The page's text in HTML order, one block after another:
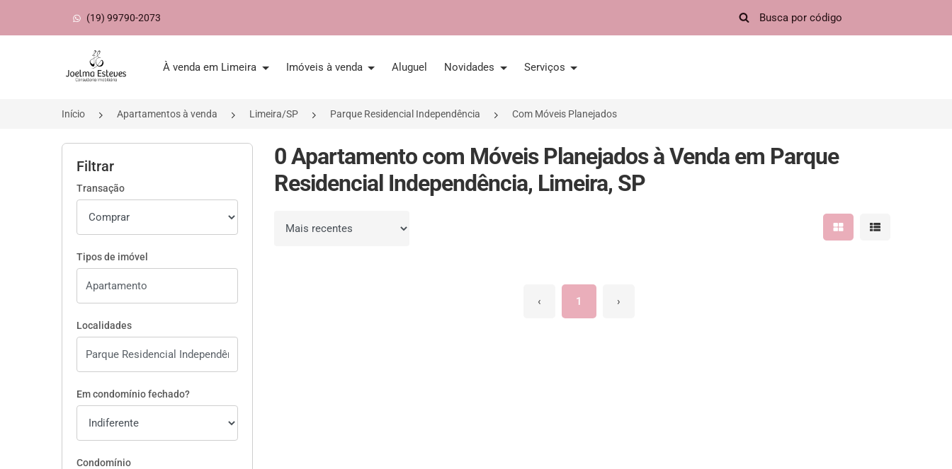
(19) 99790-2073
Página inicial
À venda em Limeira Imóveis à venda Aluguel Novidades Serviços
Início Apartamentos à venda Limeira/SP Parque Residencial Independência Com Móveis Planejados
Filtrar
Transação
Tipos de imóvel
Localidades
Em condomínio fechado?
Condomínio
0 Apartamento com Móveis Planejados à Venda em Parque
Residencial Independência, Limeira, SP
Ordenar por Mostrar resultados em
Mostrar
‹ 1 ›